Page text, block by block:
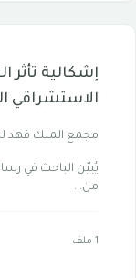
إشكالية تأثر
الاستشراقي
مجمع الملك فهد
يُبيّن الباحث في
من...
1 ملف